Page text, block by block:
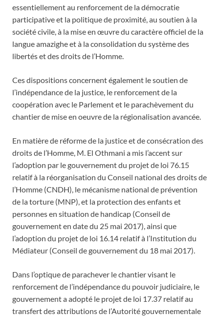
essentiellement au renforcement de la démocratie
participative et la politique de proximité, au soutien à la
société civile, à la mise en œuvre du caractère officiel de la
langue amazighe et à la consolidation du système des
libertés et des droits de l’Homme.
Ces dispositions concernent également le soutien de
l’indépendance de la justice, le renforcement de la
coopération avec le Parlement et le parachèvement du
chantier de mise en oeuvre de la régionalisation avancée.
En matière de réforme de la justice et de consécration des
droits de l’Homme, M. El Othmani a mis l’accent sur
l’adoption par le gouvernement du projet de loi 76.15
relatif à la réorganisation du Conseil national des droits de
l’Homme (CNDH), le mécanisme national de prévention
de la torture (MNP), et la protection des enfants et
personnes en situation de handicap (Conseil de
gouvernement en date du 25 mai 2017), ainsi que
l’adoption du projet de loi 16.14 relatif à l’Institution du
Médiateur (Conseil de gouvernement du 18 mai 2017).
Dans l’optique de parachever le chantier visant le
renforcement de l’indépendance du pouvoir judiciaire, le
gouvernement a adopté le projet de loi 17.37 relatif au
transfert des attributions de l’Autorité gouvernementale